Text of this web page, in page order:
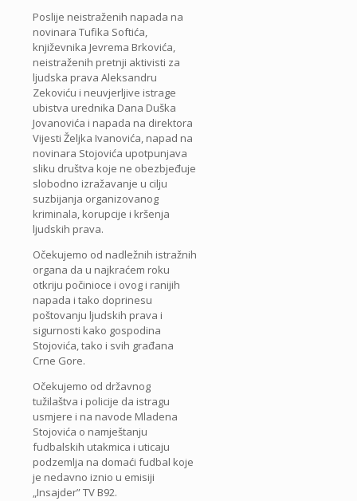
Poslije neistraženih napada na
novinara Tufika Softića,
književnika Jevrema Brkovića,
neistraženih pretnji aktivisti za
ljudska prava Aleksandru
Zekoviću i neuvjerljive istrage
ubistva urednika Dana Duška
Jovanovića i napada na direktora
Vijesti Željka Ivanovića, napad na
novinara Stojovića upotpunjava
sliku društva koje ne obezbjeđuje
slobodno izražavanje u cilju
suzbijanja organizovanog
kriminala, korupcije i kršenja
ljudskih prava.
Očekujemo od nadležnih istražnih
organa da u najkraćem roku
otkriju počinioce i ovog i ranijih
napada i tako doprinesu
poštovanju ljudskih prava i
sigurnosti kako gospodina
Stojovića, tako i svih građana
Crne Gore.
Očekujemo od državnog
tužilaštva i policije da istragu
usmjere i na navode Mladena
Stojovića o namještanju
fudbalskih utakmica i uticaju
podzemlja na domaći fudbal koje
je nedavno iznio u emisiji
„Insajder” TV B92.